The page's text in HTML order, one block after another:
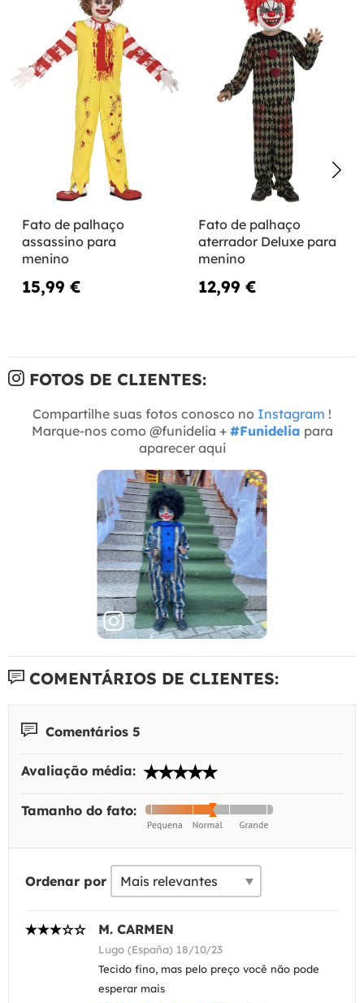
Fato de palhaço
assassino para
menino
15,99 €
Fato de palhaço
aterrador Deluxe para
menino
12,99 €
FOTOS DE CLIENTES:
Compartilhe suas fotos conosco no Instagram !
Marque-nos como @funidelia + #Funidelia para
aparecer aqui
COMENTÁRIOS DE CLIENTES:
Comentários 5
Avaliação média:
Tamanho do fato:
Ordenar por
M. CARMEN
Lugo (España) 18/10/23
Tecido fino, mas pelo preço você não pode
esperar mais